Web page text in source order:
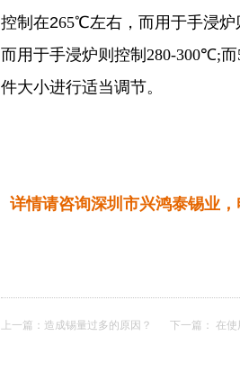
控制在265℃左右， 而用于手浸炉
而用于手浸炉则控制280-300℃;
件大小进行适当调节。
详情请咨询深圳市兴鸿泰锡业，
上一篇： 造成锡量过多的原因？ 下一篇： 在使